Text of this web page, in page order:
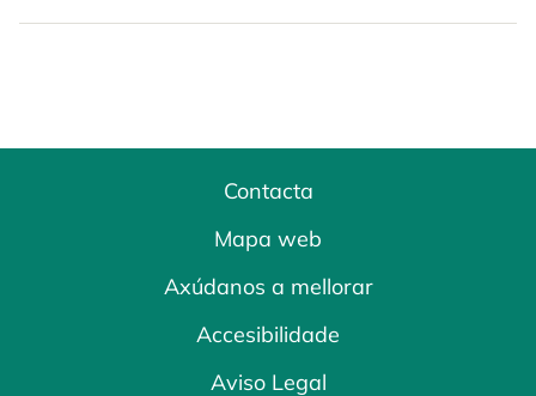
Contacta
Mapa web
Axúdanos a mellorar
Accesibilidade
Aviso Legal